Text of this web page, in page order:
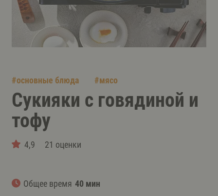
#основные блюда #мясо
Сукияки с говядиной и
тофу
4,9 21 оценки
Общее время 40 мин